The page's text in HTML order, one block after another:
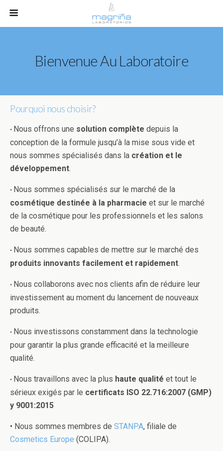
Bienvenue Au Laboratoire
Pourquoi nous choisir?
• Nous offrons une solution complète depuis la
conception de la formule jusqu’à la mise sous vide et
nous sommes spécialisés dans la création et le
développement.
• Nous sommes spécialisés sur le marché de la
cosmétique destinée à la pharmacie et sur le marché
de la cosmétique pour les professionnels et les salons
de beauté.
• Nous sommes capables de mettre sur le marché des
produits innovants facilement et rapidement.
• Nous collaborons avec nos clients afin de réduire leur
investissement au moment du lancement de nouveaux
produits.
• Nous investissons constamment dans la technologie
pour garantir la plus grande efficacité et la meilleure
qualité.
• Nous travaillons avec la plus haute qualité et tout le
sérieux exigés par le certificats ISO 22.716:2007 (GMP)
y 9001:2015
• Nous sommes membres de STANPA, filiale de
Cosmetics Europe (COLIPA).